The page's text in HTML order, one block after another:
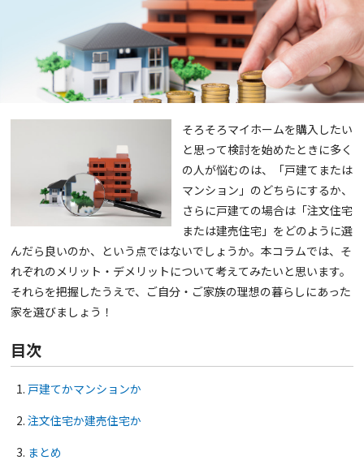
そろそろマイホームを購入したい
と思って検討を始めたときに多く
の人が悩むのは、「戸建てまたは
マンション」のどちらにするか、
さらに戸建ての場合は「注文住宅
または建売住宅」をどのように選
んだら良いのか、という点ではないでしょうか。本コラムでは、そ
れぞれのメリット・デメリットについて考えてみたいと思います。
それらを把握したうえで、ご自分・ご家族の理想の暮らしにあった
家を選びましょう！
目次
戸建てかマンションか
注文住宅か建売住宅か
まとめ